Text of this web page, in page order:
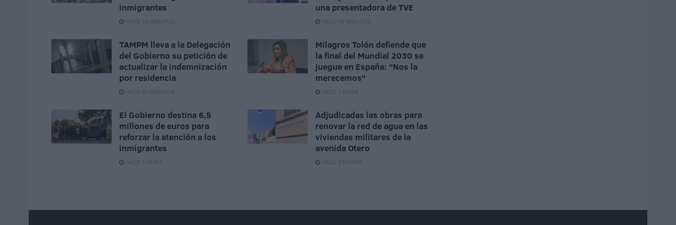
inmigrantes
HACE 10 MINUTOS
una presentadora de TVE
HACE 18 MINUTOS
TAMPM lleva a la Delegación
del Gobierno su petición de
actualizar la indemnización
por residencia
HACE 54 MINUTOS
Milagros Tolón defiende que
la final del Mundial 2030 se
juegue en España: "Nos la
merecemos"
HACE 1 HORA
El Gobierno destina 6,5
millones de euros para
reforzar la atención a los
inmigrantes
HACE 1 HORA
Adjudicadas las obras para
renovar la red de agua en las
viviendas militares de la
avenida Otero
HACE 2 HORAS